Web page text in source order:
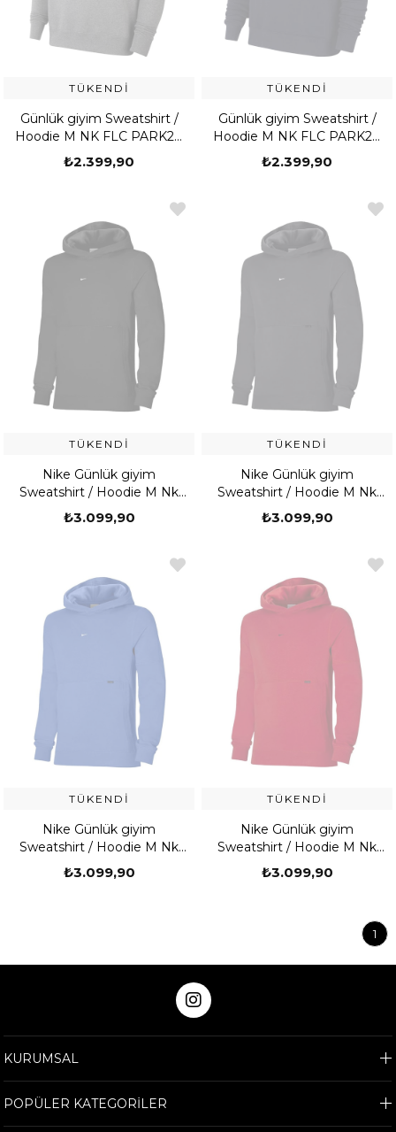
TÜKENDI
Günlük giyim Sweatshirt /
Hoodie M NK FLC PARK20
CREW
₺2.399,90
TÜKENDI
Günlük giyim Sweatshirt /
Hoodie M NK FLC PARK20
CREW
₺2.399,90
TÜKENDI
Nike Günlük giyim
Sweatshirt / Hoodie M Nk
Strike 22 Po Hoody
₺3.099,90
TÜKENDI
Nike Günlük giyim
Sweatshirt / Hoodie M Nk
Strike 22 Po Hoody
₺3.099,90
TÜKENDI
Nike Günlük giyim
Sweatshirt / Hoodie M Nk
Strike 22 Po Hoody
₺3.099,90
TÜKENDI
Nike Günlük giyim
Sweatshirt / Hoodie M Nk
Strike 22 Po Hoody
₺3.099,90
1
KURUMSAL
POPÜLER KATEGORİLER